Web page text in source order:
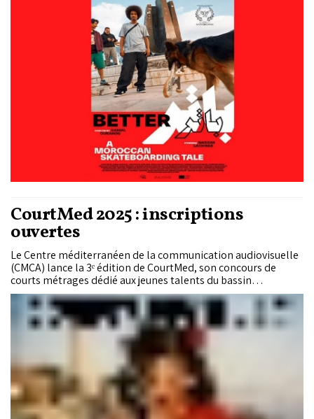
CourtMed 2025 : inscriptions
ouvertes
Le Centre méditerranéen de la communication audiovisuelle
(CMCA) lance la 3ᵉ édition de CourtMed, son concours de
courts métrages dédié aux jeunes talents du bassin
méditerranéen. Cette initiative vise à mettre en lumière le
regard singulier de nouvelles générations de réalisateurs sur
les réalités, les cultures et les sociétés méditerranéennes.